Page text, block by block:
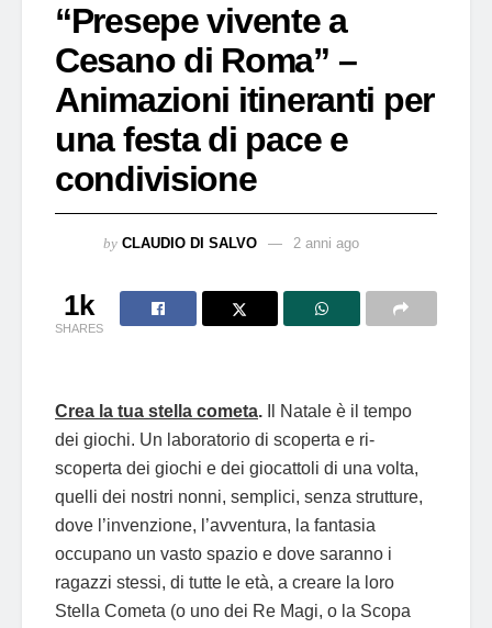
“Presepe vivente a
Cesano di Roma” –
Animazioni itineranti per
una festa di pace e
condivisione
by CLAUDIO DI SALVO 2 anni ago
1k
SHARES
Crea la tua stella cometa. Il Natale è il tempo
dei giochi. Un laboratorio di scoperta e ri-
scoperta dei giochi e dei giocattoli di una volta,
quelli dei nostri nonni, semplici, senza strutture,
dove l’invenzione, l’avventura, la fantasia
occupano un vasto spazio e dove saranno i
ragazzi stessi, di tutte le età, a creare la loro
Stella Cometa (o uno dei Re Magi, o la Scopa